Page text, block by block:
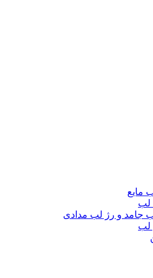
مایع
جامد و رژ لب مدادی
لب